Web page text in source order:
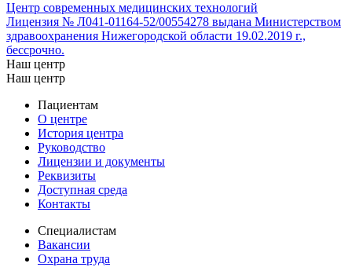
Центр современных медицинских технологий
Лицензия № Л041-01164-52/00554278 выдана Министерством
здравоохранения Нижегородской области 19.02.2019 г.,
бессрочно.
Наш центр
Наш центр
Пациентам
О центре
История центра
Руководство
Лицензии и документы
Реквизиты
Доступная среда
Контакты
Специалистам
Вакансии
Охрана труда